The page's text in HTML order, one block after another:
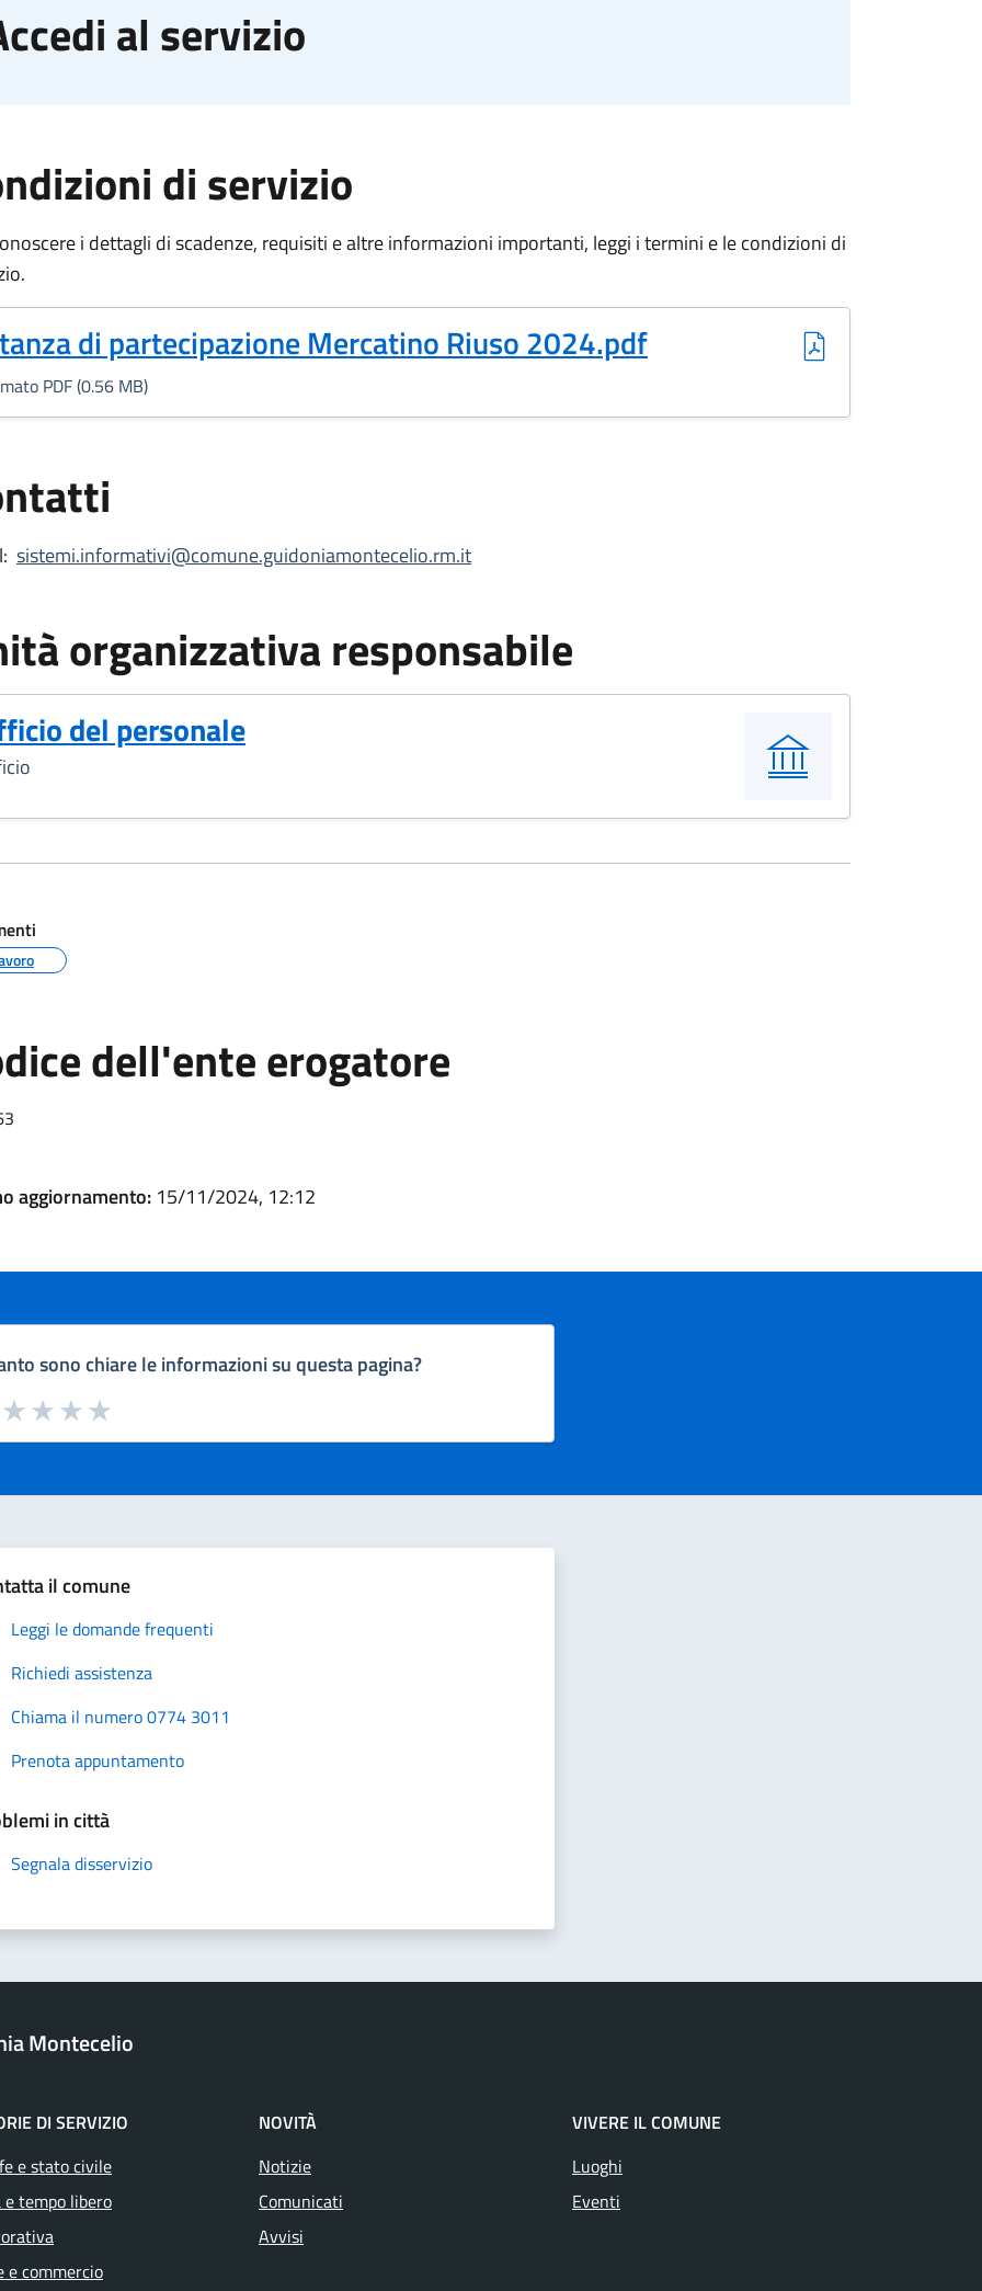
al servizio
di servizio
i dettagli di scadenze, requisiti e altre informazioni importanti, leggi i termini e le condizioni di
di partecipazione Mercatino Riuso 2024.pdf
PDF, 0.56 MB)
PDF (0.56 MB)
sistemi.informativi@comune.guidoniamontecelio.rm.it
organizzativa responsabile
del personale
dell'ente erogatore
dell’Ente erogatore (ipa)
aggiornamento: 15/11/2024, 12:12
sono chiare le informazioni su questa pagina?
da 1 a 5 stelle la pagina
Valuta 5 stelle su 5
Valuta 4 stelle su 5
Valuta 3 stelle su 5
Valuta 2 stelle su 5
1 stelle su 5
il comune
Leggi le domande frequenti
Richiedi assistenza
Chiama il numero 0774 3011
Prenota appuntamento
in città
Segnala disservizio
Montecelio
DI SERVIZIO
e stato civile
tempo libero
e commercio
NOVITÀ
Notizie
Comunicati
Avvisi
VIVERE IL COMUNE
Luoghi
Eventi